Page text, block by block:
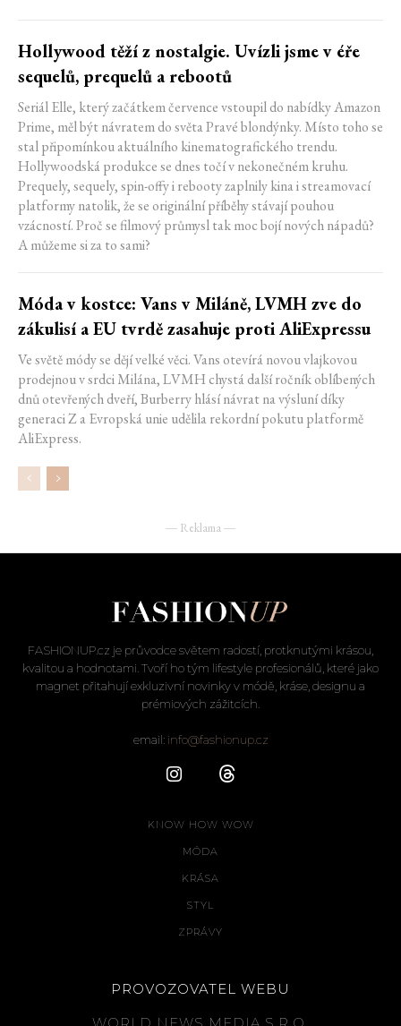
Hollywood těží z nostalgie. Uvízli jsme v éře
sequelů, prequelů a rebootů
Seriál Elle, který začátkem července vstoupil do nabídky Amazon
Prime, měl být návratem do světa Pravé blondýnky. Místo toho se
stal připomínkou aktuálního kinematografického trendu.
Hollywoodská produkce se dnes točí v nekonečném kruhu.
Prequely, sequely, spin-offy i rebooty zaplnily kina i streamovací
platformy natolik, že se originální příběhy stávají pouhou
vzácností. Proč se filmový průmysl tak moc bojí nových nápadů?
A můžeme si za to sami?
Móda v kostce: Vans v Miláně, LVMH zve do
zákulisí a EU tvrdě zasahuje proti AliExpressu
Ve světě módy se dějí velké věci. Vans otevírá novou vlajkovou
prodejnou v srdci Milána, LVMH chystá další ročník oblíbených
dnů otevřených dveří, Burberry hlásí návrat na výsluní díky
generaci Z a Evropská unie udělila rekordní pokutu platformě
AliExpress.
― Reklama ―
FASHIONUP.cz je průvodce světem radostí, protknutými krásou,
kvalitou a hodnotami. Tvoří ho tým lifestyle profesionálů, které jako
magnet přitahují exkluzivní novinky v módě, kráse, designu a
prémiových zážitcích.
email: info@fashionup.cz
KNOW HOW WOW
MÓDA
KRÁSA
STYL
ZPRÁVY
PROVOZOVATEL WEBU